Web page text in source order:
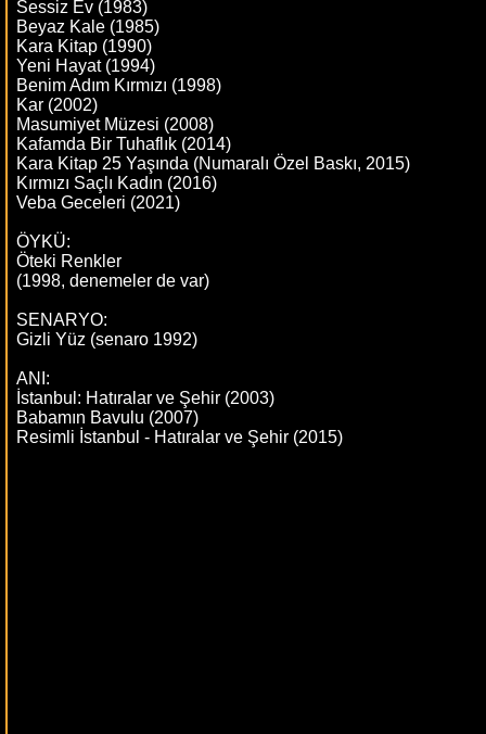
Sessiz Ev (1983)
Beyaz Kale (1985)
Kara Kitap (1990)
Yeni Hayat (1994)
Benim Adım Kırmızı (1998)
Kar (2002)
Masumiyet Müzesi (2008)
Kafamda Bir Tuhaflık (2014)
Kara Kitap 25 Yaşında (Numaralı Özel Baskı, 2015)
Kırmızı Saçlı Kadın (2016)
Veba Geceleri (2021)
ÖYKÜ:
Öteki Renkler
(1998, denemeler de var)
SENARYO:
Gizli Yüz (senaro 1992)
ANI:
İstanbul: Hatıralar ve Şehir (2003)
Babamın Bavulu (2007)
Resimli İstanbul - Hatıralar ve Şehir (2015)